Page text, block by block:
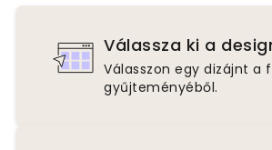
Válassza ki a
Válasszon egy dizájnt a
gyűjteményéből.